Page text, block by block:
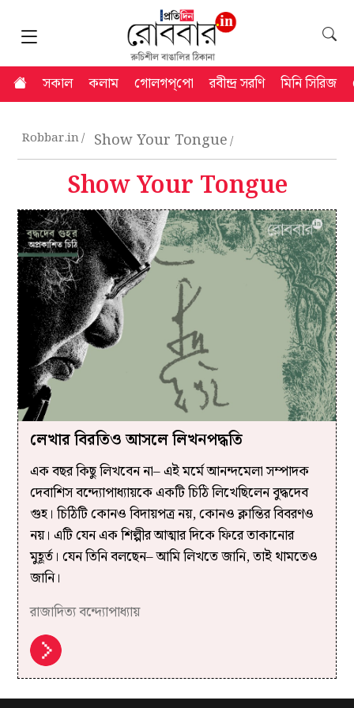
সকাল কলাম গোলগপ্‌পো রবীন্দ্র সরণি মিনি সিরিজ
Robbar.in Show Your Tongue
Show Your Tongue
লেখার বিরতিও আসলে লিখনপদ্ধতি
এক বছর কিছু লিখবেন না– এই মর্মে আনন্দমেলা সম্পাদক
দেবাশিস বন্দ্যোপাধ্যায়কে একটি চিঠি লিখেছিলেন বুদ্ধদেব
গুহ। চিঠিটি কোনও বিদায়পত্র নয়, কোনও ক্লান্তির বিবরণও
নয়। এটি যেন এক শিল্পীর আত্মার দিকে ফিরে তাকানোর
মুহূর্ত। যেন তিনি বলছেন– আমি লিখতে জানি, তাই থামতেও
জানি।
রাজাদিত্য বন্দ্যোপাধ্যায়